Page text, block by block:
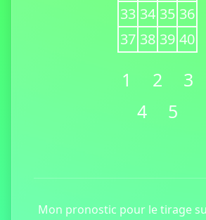
33 34 35 36
37 38 39 40
1 2
3
4
5
Mon pronostic pour le tirage